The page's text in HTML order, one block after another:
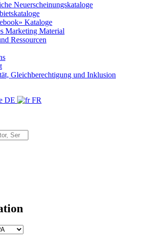
Neuerscheinungskataloge
Kataloge
Marketing Material
Ressourcen
Gleichberechtigung und Inklusion
DE
FR